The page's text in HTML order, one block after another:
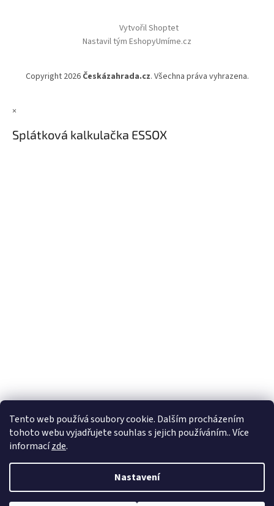
Tento web používá soubory cookie. Dalším procházením
tohoto webu vyjadřujete souhlas s jejich používáním.. Více
informacízde.
Nastavení
Vytvořil Shoptet
Nastavil tým EshopyUmíme.cz
Copyright 2026 Českázahrada.cz. Všechna práva vyhrazena.
×
Splátková kalkulačka ESSOX